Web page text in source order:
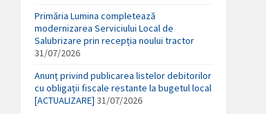
Primăria Lumina completează
modernizarea Serviciului Local de
Salubrizare prin recepția noului tractor
31/07/2026
Anunț privind publicarea listelor debitorilor
cu obligații fiscale restante la bugetul local
[ACTUALIZARE] 31/07/2026